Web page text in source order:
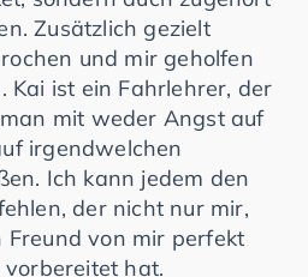
Zusätzlich gezielt
und mir geholfen
Kai ist ein Fahrlehrer, der
mit weder Angst auf
irgendwelchen
Ich kann jedem den
der nicht nur mir,
Freund von mir perfekt
hat.